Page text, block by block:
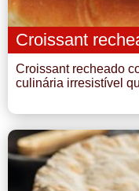
Croissant
Croissant recheado
culinária irresistível